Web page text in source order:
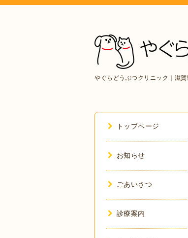
やぐらどうぶつクリニック｜滋
トップページ
お知らせ
ごあいさつ
診療案内